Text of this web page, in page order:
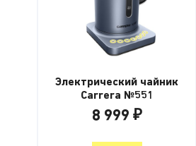
Электрический чайник
Carrera №551
8 999 ₽